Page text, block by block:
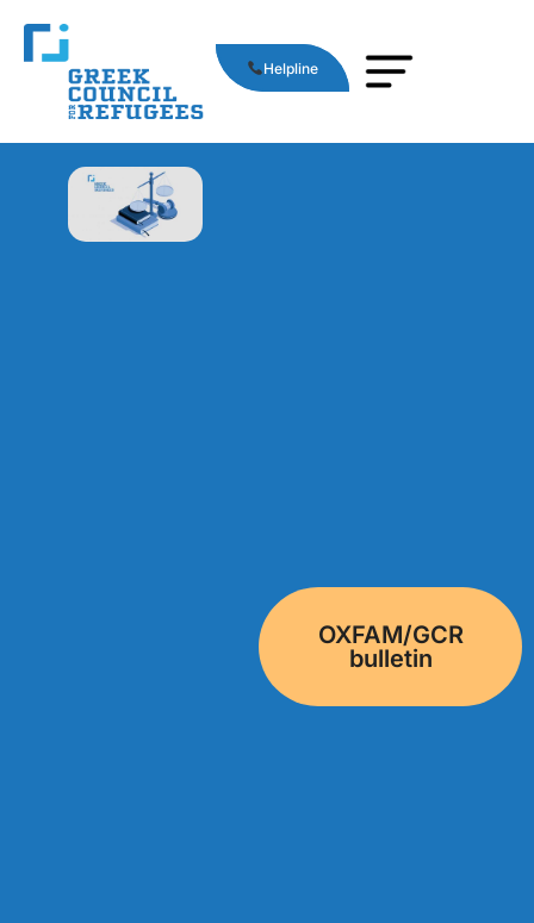
Helpline
OXFAM/GCR
bulletin